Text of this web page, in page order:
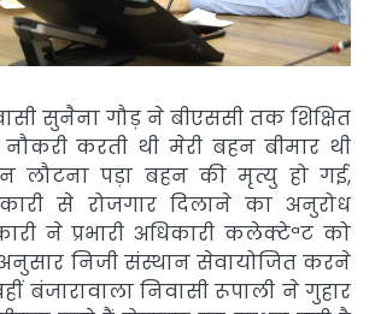
सुनैना गौड़ ने बीएससी तक शिक्षित
करती थी मेरी बहन बीमार थी
लौटना पड़ा बहन की मृत्यु हो गई,
से रोजगार दिलाने का अनुरोध
ने प्रभारी अधिकारी कलेक्टेªट को
अनुसार निजी संस्थान सेवायोजित करने
बंजारावाला निवासी रूपाली ने गुहार